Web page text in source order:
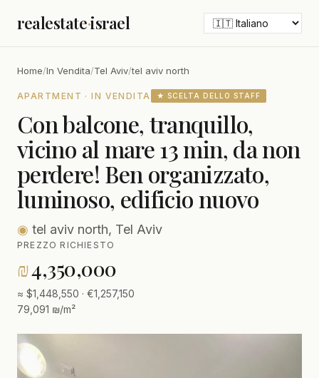
realestate·israel
Home/In Vendita/Tel Aviv/tel aviv north
APARTMENT · IN VENDITA ★ SCELTA DELLO STAFF
Con balcone, tranquillo,
vicino al mare 13 min, da non
perdere! Ben organizzato,
luminoso, edificio nuovo
◉ tel aviv north, Tel Aviv
PREZZO RICHIESTO
₪4,350,000
≈ $1,448,550 · €1,257,150
79,091 ₪/m²